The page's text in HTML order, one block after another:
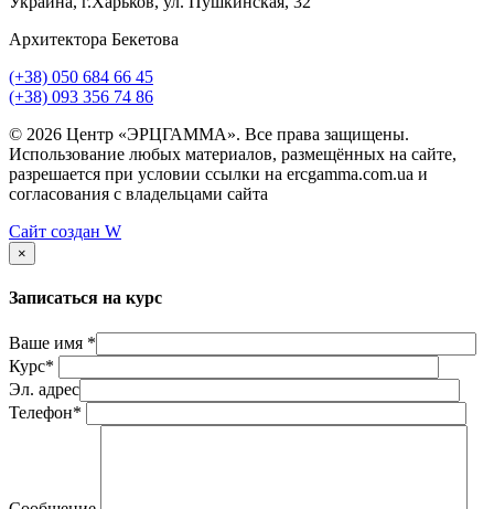
Архитектора Бекетова
(+38) 050 684 66 45
(+38) 093 356 74 86
© 2026 Центр «ЭРЦГАММА». Все права защищены.
Использование любых материалов, размещённых на сайте,
разрешается при условии ссылки на ercgamma.com.ua и
согласования с владельцами сайта
Сайт создан W
×
Записаться на курс
Ваше имя *
Курс*
Эл. адрес
Телефон*